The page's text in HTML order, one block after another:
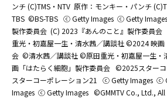
ンチ (C)TMS・NTV 原作：モンキー・パンチ
TBS ©BS-TBS ⓒ Getty Images ⓒ Getty Images
製作委員会 (C) 2023『あんのこと』製作委員会
重光・初嘉屋一生・清水茜／講談社 ©2024 映画
会 ©清水茜／講談社 ©原田重光・初嘉屋一生・
画「はたらく細胞」製作委員会 ©2025スター
スターコーポレーション21 ⓒ Getty Images ⓒ
Images ⓒ Getty Images ©GMMTV Co., Ltd., All